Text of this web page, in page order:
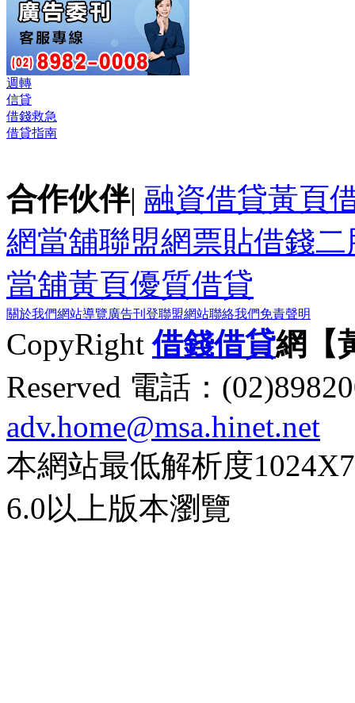
週轉
信貸
借錢救急
借貸指南
合作伙伴| 融資借貸黃頁
網當舖聯盟網票貼借錢二
當舖黃頁優質借貸
關於我們網站導覽廣告刊登聯盟網站聯絡我們免責聲明
CopyRight借錢借貸網【
Reserved 電話：
adv.home@msa.hinet.net
本網站最低解析度
6.0以上版本瀏覽